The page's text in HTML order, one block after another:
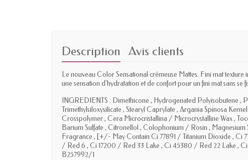
Description Avis clients
Le nouveau Color Sensational crémeuse Mattes. Fini mat
une sensation d'hydratation et de confort pour un fini mat sans se
INGREDIENTS : Dimethicone , Hydrogenated Polyisobutene ,
Trimethylsiloxysilicate , Stearyl Caprylate , Argania Spinosa
Crosspolymer , Cera Microcristallina / Microcrystalline Wax ,
Barium Sulfate , Citronellol , Colophonium / Rosin ,
Fragrance , [+/- May Contain Ci 77891 / Titanium Dioxide , Ci
/ Red 6 , Ci 17200 / Red 33 Lake , Ci 45380 / Red 22 Lake ,
B257992/1